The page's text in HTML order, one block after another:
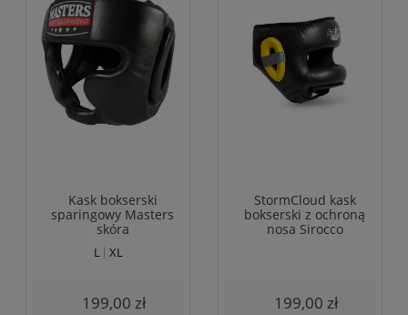
Kask bokserski
sparingowy Masters
skóra
L XL
199,00 zł
StormCloud kask
bokserski z ochroną
nosa Sirocco
199,00 zł